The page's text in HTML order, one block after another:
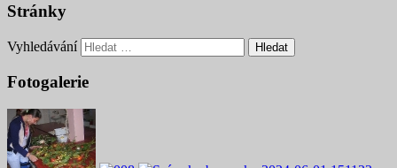
Stránky
Vyhledávání
Fotogalerie